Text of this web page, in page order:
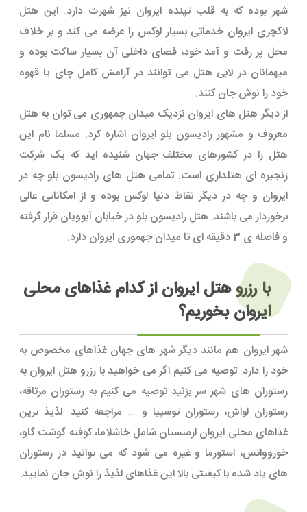
شهر بوده که به قلب تپنده ایروان نیز شهرت دارد. این هتل
لاکچری ایروان خدماتی بسیار لوکس را عرضه می کند و بر خلاف
محل پر رفت و آمد خود، فضای داخلی آن بسیار ساکت بوده و
میهمانان در لابی هتل می توانند در آرامش کامل چای یا قهوه
خود را نوش جان کنند.
از دیگر هتل های ایروان نزدیک میدان چمهوری می توان به هتل
معروف و مشهور رادیسون بلو ایروان اشاره کرد. مسلما نام این
هتل را در کشورهای مختلف جهان شنیده اید که یک شرکت
زنجیره ای هتلداری است. تمامی هتل های رادیسون بلو چه در
ایروان و چه در دیگر نقاط دنیا لوکس بوده و از امکاناتی عالی
برخوردار می باشند. هتل رادیسون بلو در خیابان آبوویان قرار گرفته
و فاصله ی 3 دقیقه ای تا میدان جهموری ایروان دارد.
با رزرو هتل ایروان از کدام غذاهای محلی
ایروان بخوریم؟
شهر ایروان هم مانند دیگر شهر های جهان غذاهای مخصوص به
خود را دارد. توصیه می کنیم اگر می خواهید با رزرو هتل ایروان به
رستوران های شهر سر بزنید توصیه می کنیم به رستوران مرتاقه،
رستوران لواش، رستوران توسپیا و ... مراجعه کنید. لذیذ ترین
غذاهای محلی ایروان ارمنستان شامل خاشلاما، کوفته گوشت گاو،
خوروواتس، استورما و غیره می شود که می توانید در رستوران
های یاد شده با کیفیتی بالا این غذاهای لذیذ را نوش جان نمایید.